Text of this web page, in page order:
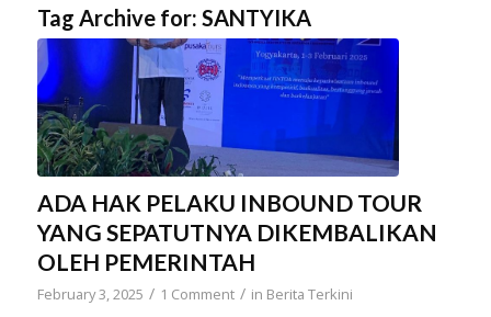
Tag Archive for: SANTYIKA
ADA HAK PELAKU INBOUND TOUR
YANG SEPATUTNYA DIKEMBALIKAN
OLEH PEMERINTAH
February 3, 2025 / 1 Comment / in Berita Terkini